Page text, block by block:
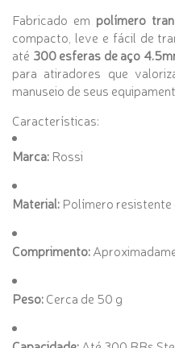
Fabricado em polímero
compacto, leve e fácil de
até 300 esferas de aço
para atiradores que
manuseio de seus
Características:
Marca: Rossi
Material: Polímero
Comprimento:
Peso:Cerca de 50 g